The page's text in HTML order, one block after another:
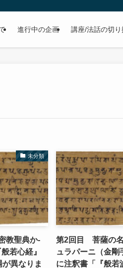
進行中の企画 講座/法話の切
未分類
教聖典か-
若心経』
異なりま
第2回目 菩薩の
ュラパーニ（金剛
に注釈書「『般若